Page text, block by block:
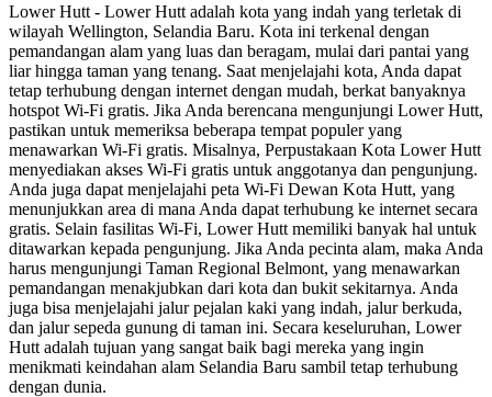
Lower Hutt - Lower Hutt adalah kota yang indah yang terletak di
wilayah Wellington, Selandia Baru. Kota ini terkenal dengan
pemandangan alam yang luas dan beragam, mulai dari pantai yang
liar hingga taman yang tenang. Saat menjelajahi kota, Anda dapat
tetap terhubung dengan internet dengan mudah, berkat banyaknya
hotspot Wi-Fi gratis. Jika Anda berencana mengunjungi Lower Hutt,
pastikan untuk memeriksa beberapa tempat populer yang
menawarkan Wi-Fi gratis. Misalnya, Perpustakaan Kota Lower Hutt
menyediakan akses Wi-Fi gratis untuk anggotanya dan pengunjung.
Anda juga dapat menjelajahi peta Wi-Fi Dewan Kota Hutt, yang
menunjukkan area di mana Anda dapat terhubung ke internet secara
gratis. Selain fasilitas Wi-Fi, Lower Hutt memiliki banyak hal untuk
ditawarkan kepada pengunjung. Jika Anda pecinta alam, maka Anda
harus mengunjungi Taman Regional Belmont, yang menawarkan
pemandangan menakjubkan dari kota dan bukit sekitarnya. Anda
juga bisa menjelajahi jalur pejalan kaki yang indah, jalur berkuda,
dan jalur sepeda gunung di taman ini. Secara keseluruhan, Lower
Hutt adalah tujuan yang sangat baik bagi mereka yang ingin
menikmati keindahan alam Selandia Baru sambil tetap terhubung
dengan dunia.